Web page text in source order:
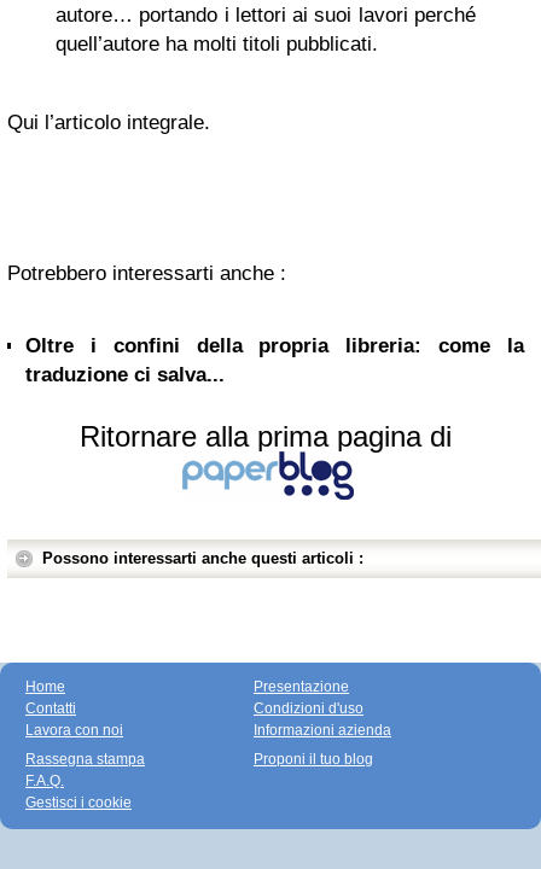
autore… portando i lettori ai suoi lavori perché
quell’autore ha molti titoli pubblicati.
Qui l’articolo integrale.
Potrebbero interessarti anche :
Oltre i confini della propria libreria: come la
traduzione ci salva...
Ritornare alla prima pagina di
Possono interessarti anche questi articoli :
Home
Contatti
Lavora con noi
Presentazione
Condizioni d'uso
Informazioni azienda
Rassegna stampa
F.A.Q.
Gestisci i cookie
Proponi il tuo blog